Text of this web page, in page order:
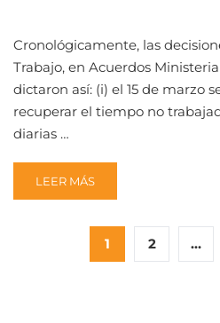
Cronológicamente, las
Trabajo, en Acuerdos
dictaron así: (i) el 15 de marzo
recuperar el tiempo no
diarias …
READ
MORE
LEER MÁS
1 2 …